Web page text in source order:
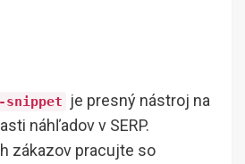
snippet
je presný nástroj na
náhľadov v SERP.
zákazov pracujte so